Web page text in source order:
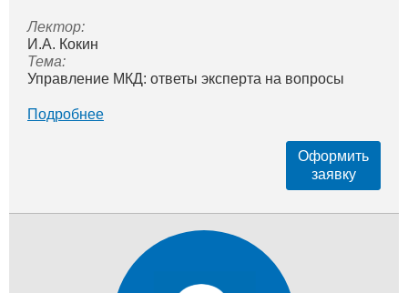
Лектор:
И.А. Кокин
Тема:
Управление МКД: ответы эксперта на вопросы
Подробнее
Оформить
заявку